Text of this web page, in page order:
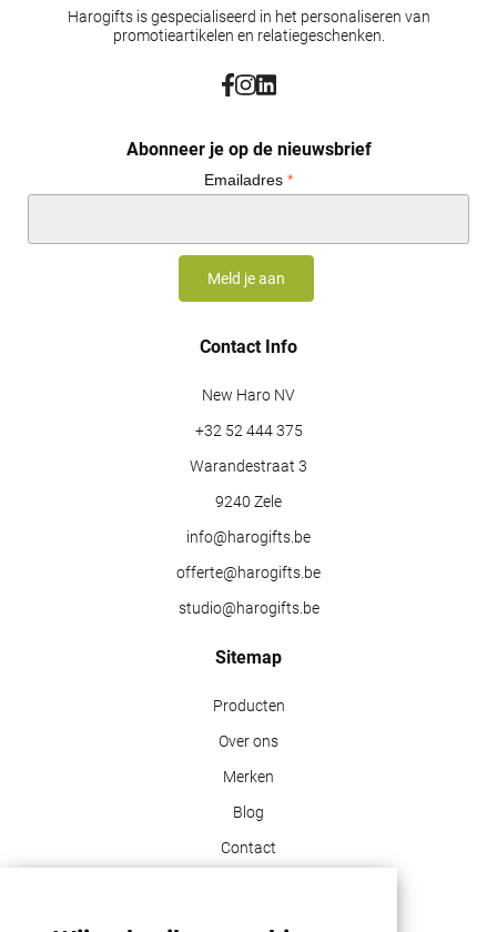
Harogifts is gespecialiseerd in het personaliseren van
promotieartikelen en relatiegeschenken.
Abonneer je op de nieuwsbrief
Emailadres *
Contact Info
New Haro NV
+32 52 444 375
Warandestraat 3
9240 Zele
info@harogifts.be
offerte@harogifts.be
studio@harogifts.be
Sitemap
Producten
Over ons
Merken
Blog
Contact